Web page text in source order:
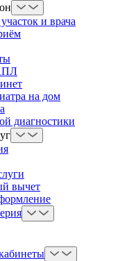
и врача
на дом
диагностики
вычет